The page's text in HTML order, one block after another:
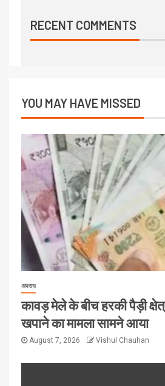
RECENT COMMENTS
YOU MAY HAVE MISSED
अपराध
कावड़ मेले के बीच हरकी पैड़ी
खपाने का मामला सामने आया
August 7, 2026 Vishul Chauhan